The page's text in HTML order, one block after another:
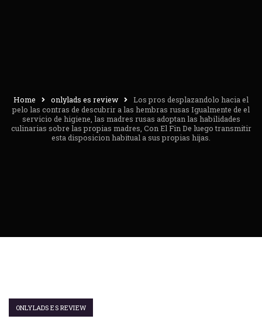
Home onlylads es review
Los pros desplazandolo hacia el
pelo las contras de descubrir a las hembras rusas Igualmente de el
servicio de higiene, las madres rusas adoptan las habilidades
culinarias sobre las propias madres, Con El Fin De luego transmitir
esta disposicion habitual a sus propias hijas.
ONLYLADS ES REVIEW